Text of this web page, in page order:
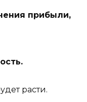
прибыли,
расти.